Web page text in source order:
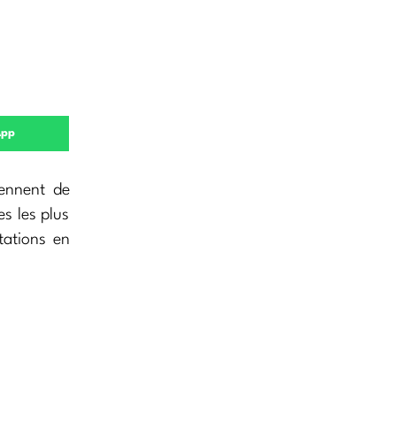
de
les plus
en